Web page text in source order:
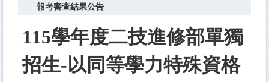
報考審查結果公告
115學年度二技進修部單獨
招生-以同等學力特殊資格